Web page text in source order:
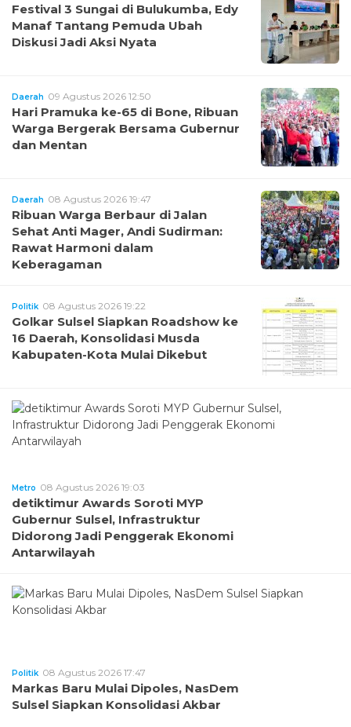
Festival 3 Sungai di Bulukumba, Edy
Manaf Tantang Pemuda Ubah
Diskusi Jadi Aksi Nyata
Daerah 09 Agustus 2026 12:50
Hari Pramuka ke-65 di Bone, Ribuan
Warga Bergerak Bersama Gubernur
dan Mentan
Daerah 08 Agustus 2026 19:47
Ribuan Warga Berbaur di Jalan
Sehat Anti Mager, Andi Sudirman:
Rawat Harmoni dalam
Keberagaman
Politik 08 Agustus 2026 19:22
Golkar Sulsel Siapkan Roadshow ke
16 Daerah, Konsolidasi Musda
Kabupaten-Kota Mulai Dikebut
Metro 08 Agustus 2026 19:03
detiktimur Awards Soroti MYP
Gubernur Sulsel, Infrastruktur
Didorong Jadi Penggerak Ekonomi
Antarwilayah
Politik 08 Agustus 2026 17:47
Markas Baru Mulai Dipoles, NasDem
Sulsel Siapkan Konsolidasi Akbar